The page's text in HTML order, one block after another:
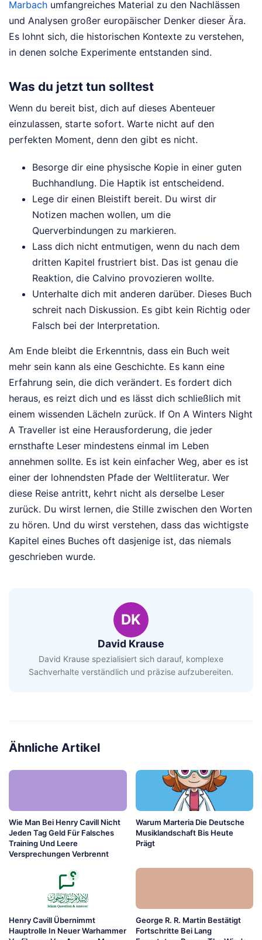
Marbach umfangreiches Material zu den Nachlässen
und Analysen großer europäischer Denker dieser Ära.
Es lohnt sich, die historischen Kontexte zu verstehen,
in denen solche Experimente entstanden sind.
Was du jetzt tun solltest
Wenn du bereit bist, dich auf dieses Abenteuer
einzulassen, starte sofort. Warte nicht auf den
perfekten Moment, denn den gibt es nicht.
Besorge dir eine physische Kopie in einer guten
Buchhandlung. Die Haptik ist entscheidend.
Lege dir einen Bleistift bereit. Du wirst dir
Notizen machen wollen, um die
Querverbindungen zu markieren.
Lass dich nicht entmutigen, wenn du nach dem
dritten Kapitel frustriert bist. Das ist genau die
Reaktion, die Calvino provozieren wollte.
Unterhalte dich mit anderen darüber. Dieses Buch
schreit nach Diskussion. Es gibt kein Richtig oder
Falsch bei der Interpretation.
Am Ende bleibt die Erkenntnis, dass ein Buch weit
mehr sein kann als eine Geschichte. Es kann eine
Erfahrung sein, die dich verändert. Es fordert dich
heraus, es reizt dich und es lässt dich schließlich mit
einem wissenden Lächeln zurück. If On A Winters Night
A Traveller ist eine Herausforderung, die jeder
ernsthafte Leser mindestens einmal im Leben
annehmen sollte. Es ist kein einfacher Weg, aber es ist
einer der lohnendsten Pfade der Weltliteratur. Wer
diese Reise antritt, kehrt nicht als derselbe Leser
zurück. Du wirst lernen, die Stille zwischen den Worten
zu hören. Und du wirst verstehen, dass das wichtigste
Kapitel eines Buches oft dasjenige ist, das niemals
geschrieben wurde.
DK
David Krause
David Krause spezialisiert sich darauf, komplexe
Sachverhalte verständlich und präzise aufzubereiten.
Ähnliche Artikel
Wie Man Bei Henry Cavill Nicht
Jeden Tag Geld Für Falsches
Training Und Leere
Versprechungen Verbrennt
Warum Marteria Die Deutsche
Musiklandschaft Bis Heute
Prägt
Henry Cavill Übernimmt
Hauptrolle In Neuer Warhammer
George R. R. Martin Bestätigt
Fortschritte Bei Lang